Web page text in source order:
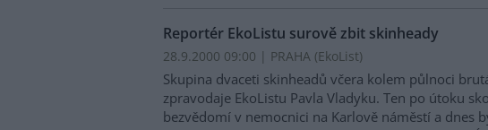
Reportér EkoListu surově zbit skinheady
28.9.2000 09:00 | PRAHA (EkoList)
Skupina dvaceti skinheadů včera kolem půlnoci
zpravodaje EkoListu Pavla Vladyku. Ten po útoku
bezvědomí v nemocnici na Karlově náměstí a dnes